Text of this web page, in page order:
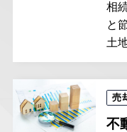
相
と
土
売
不